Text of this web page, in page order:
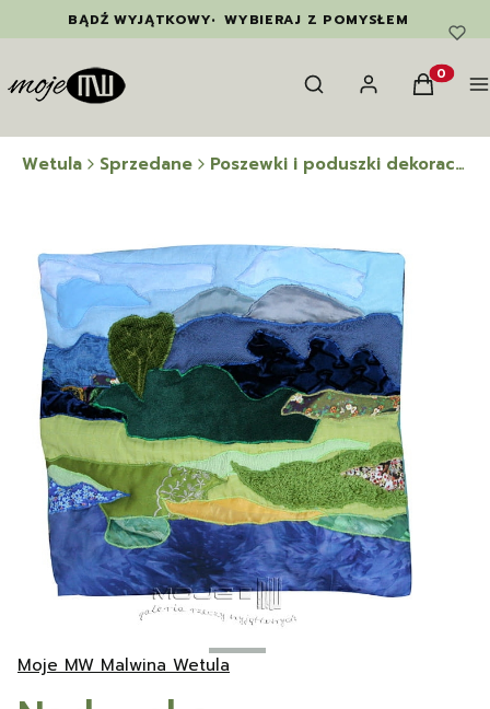
BĄDŹ WYJĄTKOWY• WYBIERAJ Z POMYSŁEM
Otwórz wyszukiwarkę
Szukaj Zaloguj sięKoszyk
Wetula Sprzedane Poszewki i poduszki dekoracyjne
Moje MW Malwina Wetula